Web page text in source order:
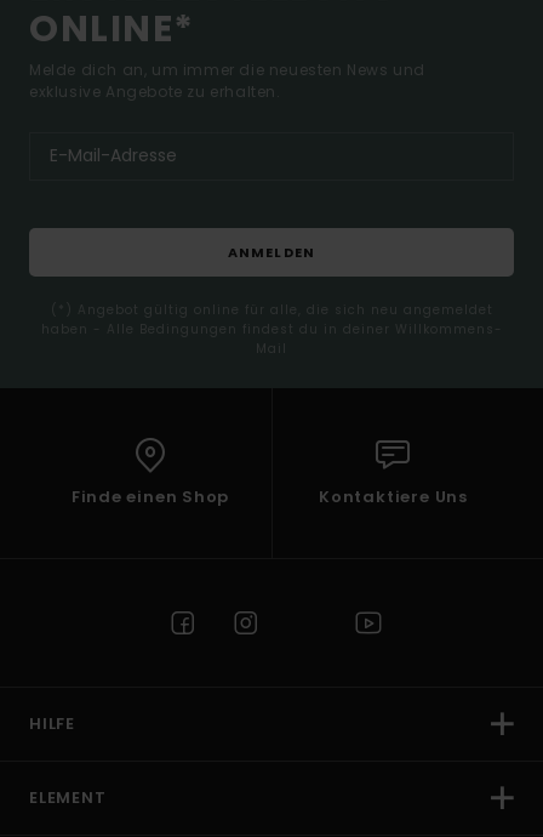
ONLINE*
Melde dich an, um immer die neuesten News und
exklusive Angebote zu erhalten.
ANMELDEN
(*) Angebot gültig online für alle, die sich neu angemeldet
haben - Alle Bedingungen findest du in deiner Willkommens-
Mail
Finde einen Shop Kontaktiere Uns
HILFE
ELEMENT